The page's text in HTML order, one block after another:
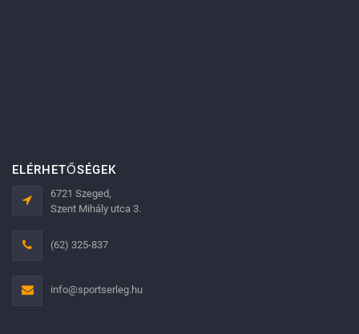
ELÉRHETŐSÉGEK
6721 Szeged,
Szent Mihály utca 3.
(62) 325-837
info@sportserleg.hu